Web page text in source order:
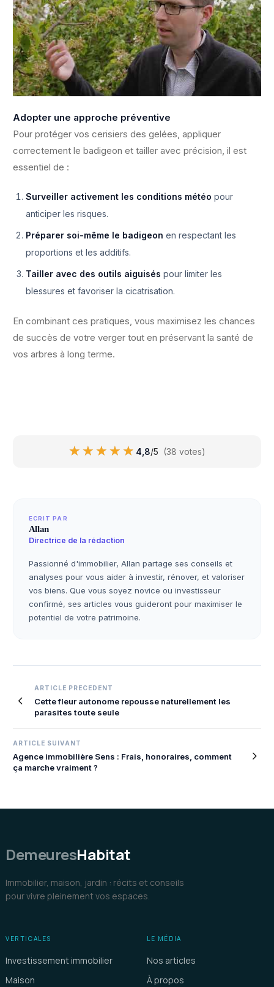
Adopter une approche préventive
Pour protéger vos cerisiers des gelées, appliquer
correctement le badigeon et tailler avec précision, il est
essentiel de :
Surveiller activement les conditions météo pour
anticiper les risques.
Préparer soi-même le badigeon en respectant les
proportions et les additifs.
Tailler avec des outils aiguisés pour limiter les
blessures et favoriser la cicatrisation.
En combinant ces pratiques, vous maximisez les chances
de succès de votre verger tout en préservant la santé de
vos arbres à long terme.
★★★★★
★★★★★ 4,8/5 (38 votes)
ECRIT PAR
Allan
Directrice de la rédaction
Passionné d'immobilier, Allan partage ses conseils et
analyses pour vous aider à investir, rénover, et valoriser
vos biens. Que vous soyez novice ou investisseur
confirmé, ses articles vous guideront pour maximiser le
potentiel de votre patrimoine.
Navigation
de
ARTICLE PRECEDENT
Cette fleur autonome repousse naturellement les
parasites toute seule
ARTICLE SUIVANT
Agence immobilière Sens : Frais, honoraires, comment
ça marche vraiment ?
DemeuresHabitat
Immobilier, maison, jardin : récits et conseils
pour vivre pleinement vos espaces.
VERTICALES
Investissement immobilier
Maison
LE MÉDIA
Nos articles
À propos